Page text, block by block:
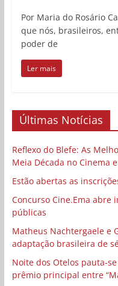
Por Maria do Rosário
que nós, brasileiros,
poder de
Ler mais
Últimas Notícias
Reflexo do Blefe: As
Meia Década no Cinema
Estão abertas as
Concurso Cine.Ema abre
públicas
Matheus Nachtergaele e
adaptação brasileira de
Noite dos Otelos pauta-
prêmio principal entre